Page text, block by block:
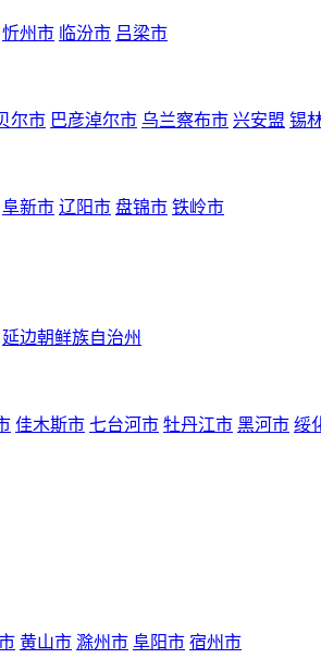
忻州市 临汾市 吕梁市
尔市 巴彦淖尔市 乌兰察布市 兴安盟 锡
阜新市 辽阳市 盘锦市 铁岭市
延边朝鲜族自治州
佳木斯市 七台河市 牡丹江市 黑河市 绥
黄山市 滁州市 阜阳市 宿州市